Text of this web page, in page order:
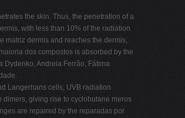
the skin. Thus, the penetration of a
with less than 10% of the radiation
matriz dermis and reaches the dermis,
dos compostos is absorbed by the
Dydenko, Andreia Ferrão, Fátima
Langerhans cells, UVB radiation
giving rise to cyclobutane meros
are repaired by the reparadas por